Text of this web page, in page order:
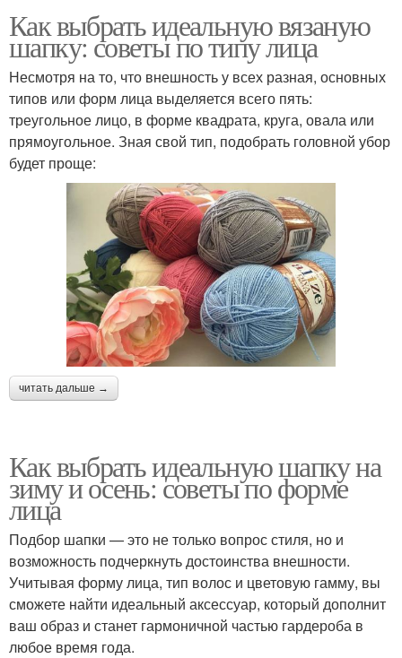
Как выбрать идеальную вязаную
шапку: советы по типу лица
Несмотря на то, что внешность у всех разная, основных
типов или форм лица выделяется всего пять:
треугольное лицо, в форме квадрата, круга, овала или
прямоугольное. Зная свой тип, подобрать головной убор
будет проще:
читать дальше →
Как выбрать идеальную шапку на
зиму и осень: советы по форме
лица
Подбор шапки — это не только вопрос стиля, но и
возможность подчеркнуть достоинства внешности.
Учитывая форму лица, тип волос и цветовую гамму, вы
сможете найти идеальный аксессуар, который дополнит
ваш образ и станет гармоничной частью гардероба в
любое время года.